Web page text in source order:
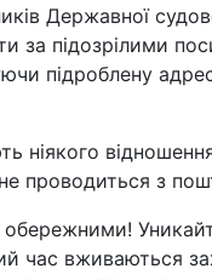
Державної
за підозрілими
підроблену
ніякого
проводиться з
час вживаються